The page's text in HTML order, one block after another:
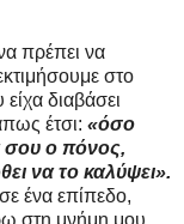
πρέπει να
στο
διαβάσει
έτσι: «όσο
σου ο πόνος,
να το καλύψει».
ένα επίπεδο,
στη μνήμη μου